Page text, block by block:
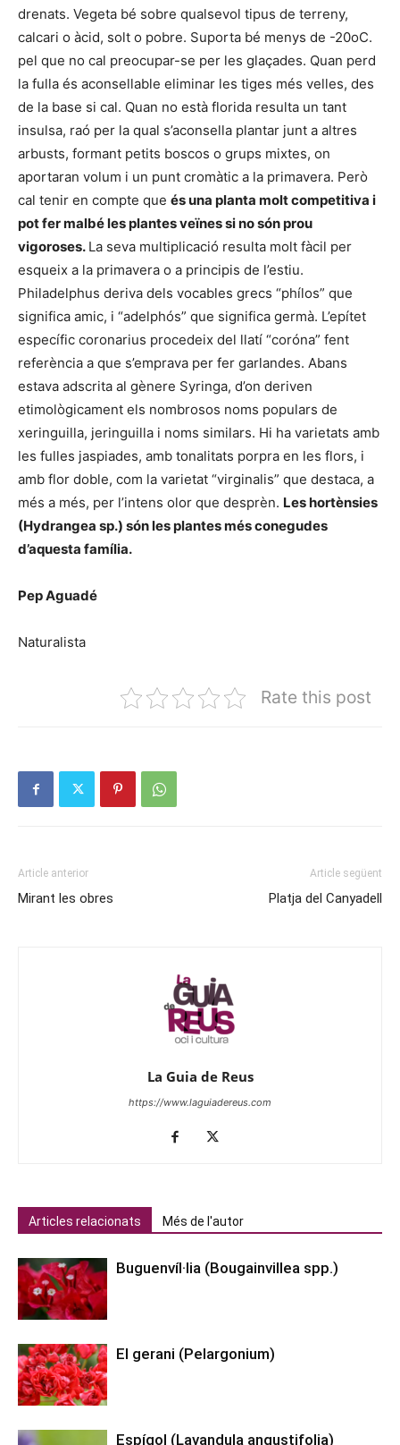
drenats. Vegeta bé sobre qualsevol tipus de terreny,
calcari o àcid, solt o pobre. Suporta bé menys de -20oC.
pel que no cal preocupar-se per les glaçades. Quan perd
la fulla és aconsellable eliminar les tiges més velles, des
de la base si cal. Quan no està florida resulta un tant
insulsa, raó per la qual s’aconsella plantar junt a altres
arbusts, formant petits boscos o grups mixtes, on
aportaran volum i un punt cromàtic a la primavera. Però
cal tenir en compte que és una planta molt competitiva i
pot fer malbé les plantes veïnes si no són prou
vigoroses. La seva multiplicació resulta molt fàcil per
esqueix a la primavera o a principis de l’estiu.
Philadelphus deriva dels vocables grecs “phílos” que
significa amic, i “adelphós” que significa germà. L’epítet
específic coronarius procedeix del llatí “coróna” fent
referència a que s’emprava per fer garlandes. Abans
estava adscrita al gènere Syringa, d’on deriven
etimològicament els nombrosos noms populars de
xeringuilla, jeringuilla i noms similars. Hi ha varietats amb
les fulles jaspiades, amb tonalitats porpra en les flors, i
amb flor doble, com la varietat “virginalis” que destaca, a
més a més, per l’intens olor que desprèn. Les hortènsies
(Hydrangea sp.) són les plantes més conegudes
d’aquesta família.
Pep Aguadé
Naturalista
Rate this post
Article anterior
Mirant les obres
Article següent
Platja del Canyadell
La Guia de Reus
https://www.laguiadereus.com
Articles relacionats Més de l'autor
Buguenvíl·lia (Bougainvillea spp.)
El gerani (Pelargonium)
Espígol (Lavandula angustifolia)